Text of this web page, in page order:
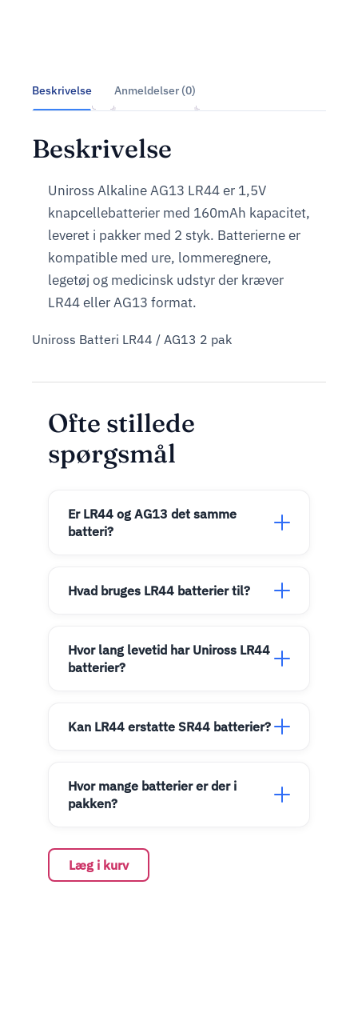
Beskrivelse Anmeldelser (0)
Beskrivelse
Uniross Alkaline AG13 LR44 er 1,5V
knapcellebatterier med 160mAh kapacitet,
leveret i pakker med 2 styk. Batterierne er
kompatible med ure, lommeregnere,
legetøj og medicinsk udstyr der kræver
LR44 eller AG13 format.
Uniross Batteri LR44 / AG13 2 pak
Ofte stillede
spørgsmål
Er LR44 og AG13 det samme
batteri?
Hvad bruges LR44 batterier til?
Hvor lang levetid har Uniross LR44
batterier?
Kan LR44 erstatte SR44 batterier?
Hvor mange batterier er der i
pakken?
Læg i kurv